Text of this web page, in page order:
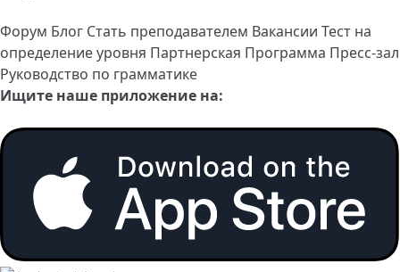
Форум Блог Стать преподавателем Вакансии Тест на
определение уровня Партнерская Программа Пресс-зал
Руководство по грамматике
Ищите наше приложение на: